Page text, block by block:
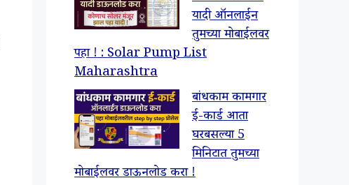
यादी ऑनलाईन
तुमच्या मोबाईलवर
पहा ! : Solar Pump List
Maharashtra
बांधकाम कामगार
ई-कार्ड आता
घरबसल्या 5
मिनिटात तुमच्या
मोबाईलवर डाऊनलोड करा !